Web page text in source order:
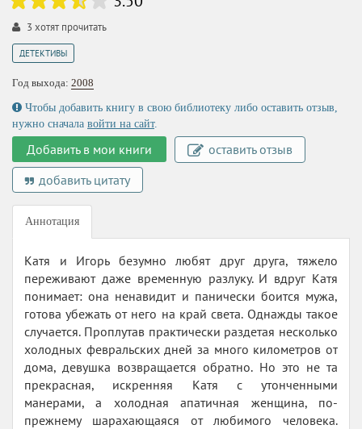
3 хотят прочитать
ДЕТЕКТИВЫ
Год выхода: 2008
Чтобы добавить книгу в свою библиотеку либо оставить отзыв,
нужно сначала войти на сайт.
Добавить в мои книги
оставить отзыв
добавить цитату
Аннотация
Катя и Игорь безумно любят друг друга, тяжело
переживают даже временную разлуку. И вдруг Катя
понимает: она ненавидит и панически боится мужа,
готова убежать от него на край света. Однажды такое
случается. Проплутав практически раздетая несколько
холодных февральских дней за много километров от
дома, девушка возвращается обратно. Но это не та
прекрасная, искренняя Катя с утонченными
манерами, а холодная апатичная женщина, по-
прежнему шарахающаяся от любимого человека.